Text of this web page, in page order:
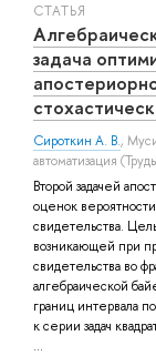
СТАТЬЯ
задача
Сироткин А. В.,
автоматизация
Второй задачей
оценок
свидетельства.
возникающей при
свидетельства во
алгебраической
границ интервала
к серии задач
...